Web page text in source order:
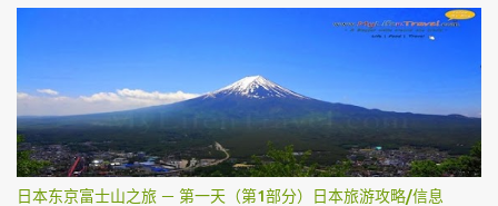
间前四小时网上办理登机手续 。四小时后 ，就需要到机场自助登机
佛，槟城等等前，在1个小时前还可以网上办理登机手续。 （
Airasia 会任何时刻会有变动 ， 请上网检查 ） 首先，去 亚洲航空网
站 。 然后你会看到 Web Check in ， 按它
日本东京富士山之旅 － 第一天（第1部分）日本旅游攻略/信息